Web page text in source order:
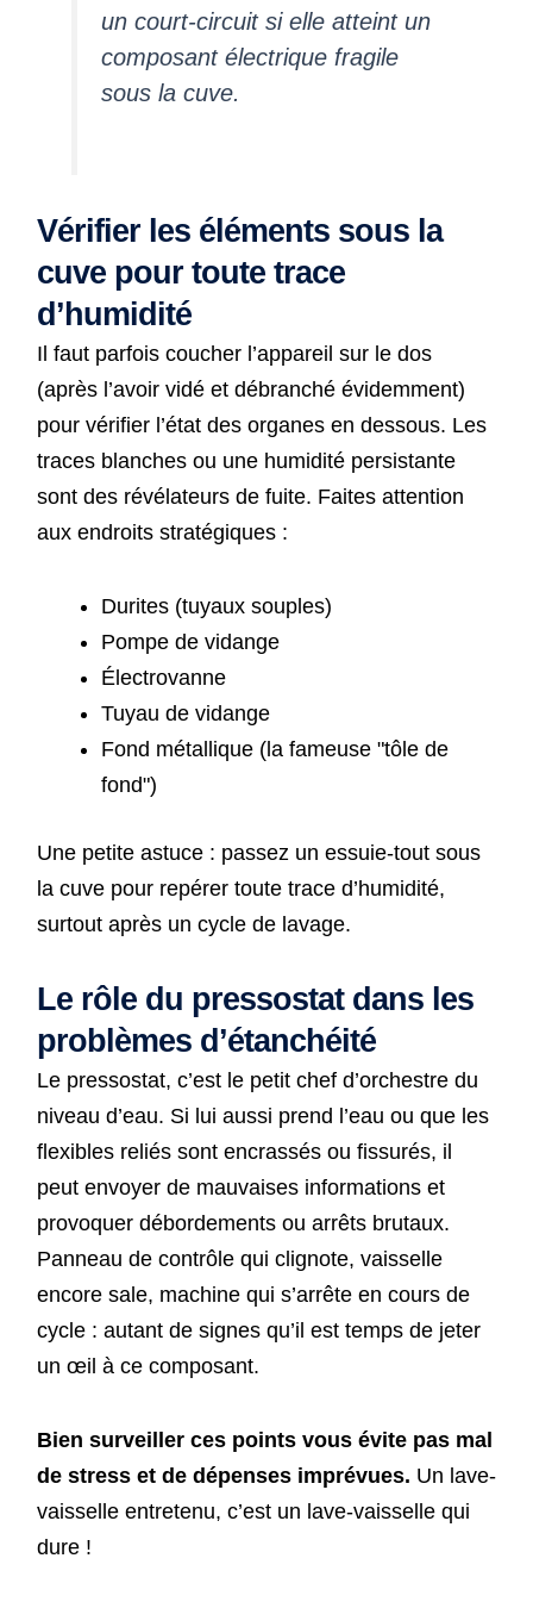
un court-circuit si elle atteint un
composant électrique fragile
sous la cuve.
Vérifier les éléments sous la
cuve pour toute trace
d’humidité
Il faut parfois coucher l’appareil sur le dos
(après l’avoir vidé et débranché évidemment)
pour vérifier l’état des organes en dessous. Les
traces blanches ou une humidité persistante
sont des révélateurs de fuite. Faites attention
aux endroits stratégiques :
Durites (tuyaux souples)
Pompe de vidange
Électrovanne
Tuyau de vidange
Fond métallique (la fameuse "tôle de
fond")
Une petite astuce : passez un essuie-tout sous
la cuve pour repérer toute trace d’humidité,
surtout après un cycle de lavage.
Le rôle du pressostat dans les
problèmes d’étanchéité
Le pressostat, c’est le petit chef d’orchestre du
niveau d’eau. Si lui aussi prend l’eau ou que les
flexibles reliés sont encrassés ou fissurés, il
peut envoyer de mauvaises informations et
provoquer débordements ou arrêts brutaux.
Panneau de contrôle qui clignote, vaisselle
encore sale, machine qui s’arrête en cours de
cycle : autant de signes qu’il est temps de jeter
un œil à ce composant.
Bien surveiller ces points vous évite pas mal
de stress et de dépenses imprévues. Un lave-
vaisselle entretenu, c’est un lave-vaisselle qui
dure !